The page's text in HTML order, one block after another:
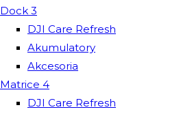
Dock 3
DJI Care Refresh
Akumulatory
Akcesoria
Matrice 4
DJI Care Refresh